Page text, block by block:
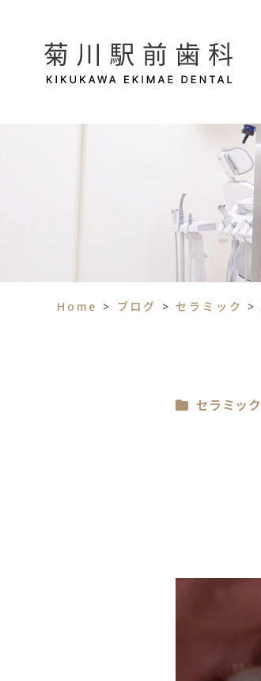
Home > ブログ >セラミック >
セラミック